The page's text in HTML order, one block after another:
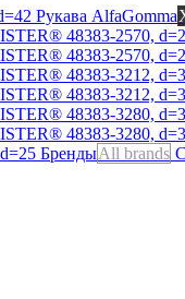
Рукава AlfaGomma
БрендыAll brands